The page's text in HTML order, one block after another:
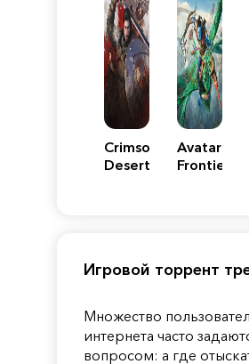
Crimson
Desert
Avatar:
Frontiers
Игровой торрент
Множество
интернета часто
вопросом: а где